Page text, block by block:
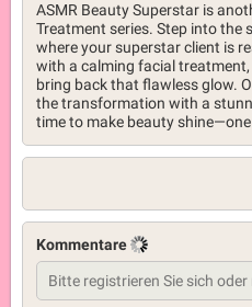
ASMR Beauty Superstar is
Treatment series. Step into the
where your superstar client is
with a calming facial
bring back that flawless glow.
the transformation with a
time to make beauty
Kommentare